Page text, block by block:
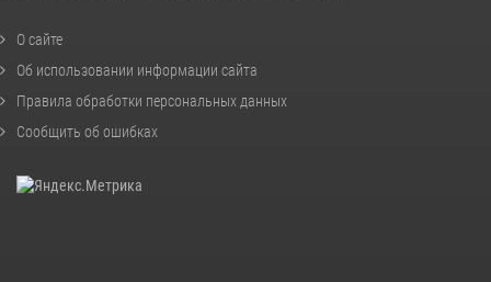
О сайте
Об использовании информации сайта
Правила обработки персональных данных
Сообщить об ошибках